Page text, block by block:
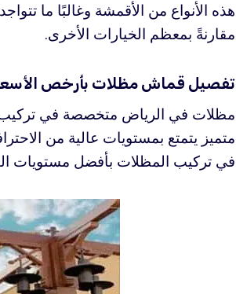
هذه الأنواع من الأقمشة وغالبًا ما
مقارنةً بمعظم الخيارات الأخرى.
تفصيل قماش مظلات بأرخص
مظلات في الرياض متخصصة في تركيب
متميز يتمتع بمستويات عالية من
في تركيب المظلات بأفضل مستويات